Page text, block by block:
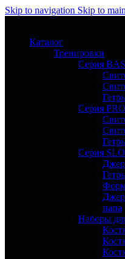
Skip to navigation Skip to
Каталог
Тренировки
Серия
Серия PRO
Серия
папа
Наборы